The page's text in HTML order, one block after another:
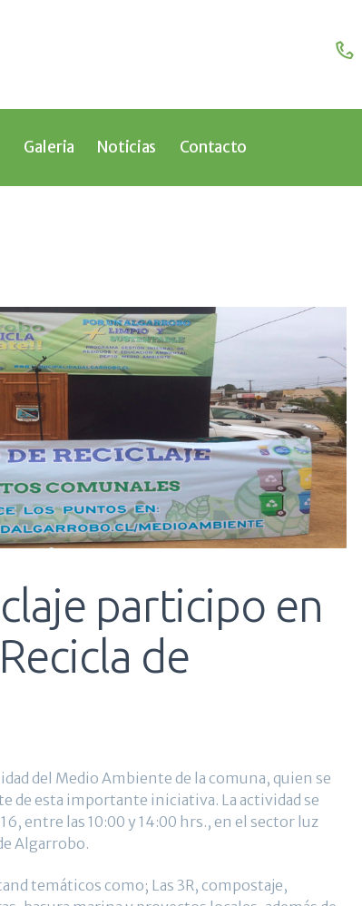
Galeria Noticias Contacto
Noticias
participo en
de
del Medio Ambiente de la comuna, quien se
de esta importante iniciativa. La actividad se
entre las 10:00 y 14:00 hrs., en el sector luz
Algarrobo.
temáticos como; Las 3R, compostaje,